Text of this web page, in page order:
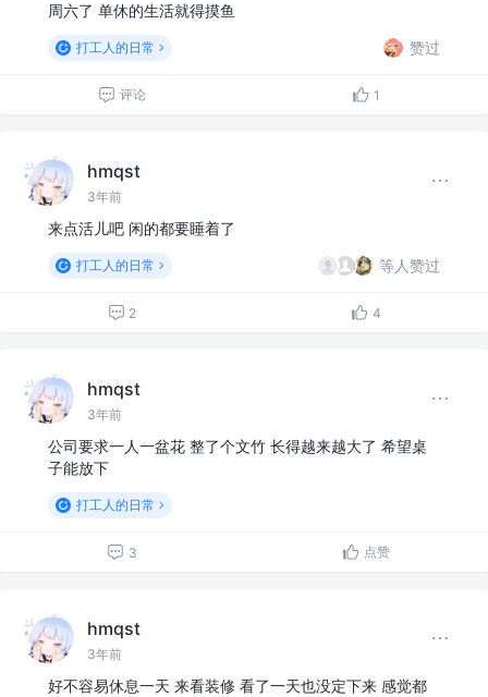
周六了 单休的生活就得摸鱼
打工人的日常 赞过
评论 1
hmqst
3年前
来点活儿吧 闲的都要睡着了
打工人的日常 等人赞过
2 4
hmqst
3年前
公司要求一人一盆花 整了个文竹 长得越来越大了 希望桌
子能放下
打工人的日常
3 点赞
hmqst
3年前
好不容易休息一天 来看装修 看了一天也没定下来 感觉都